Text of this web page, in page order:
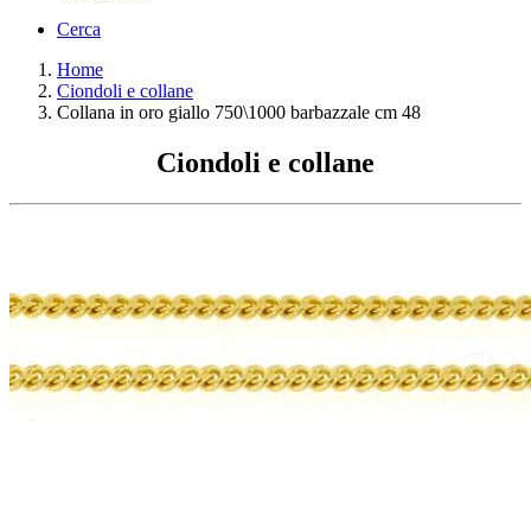
Cerca
Home
Ciondoli e collane
Collana in oro giallo 750\1000 barbazzale cm 48
Ciondoli e collane